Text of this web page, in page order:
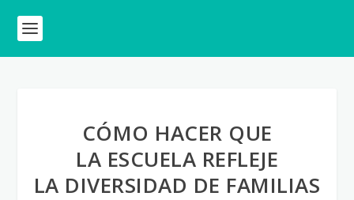
CÓMO HACER QUE
LA ESCUELA REFLEJE
LA DIVERSIDAD DE FAMILIAS